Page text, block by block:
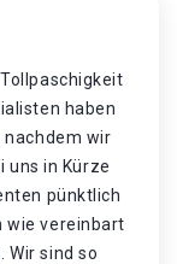
haben
wir
uns in Kürze
pünktlich
wie vereinbart
sind so